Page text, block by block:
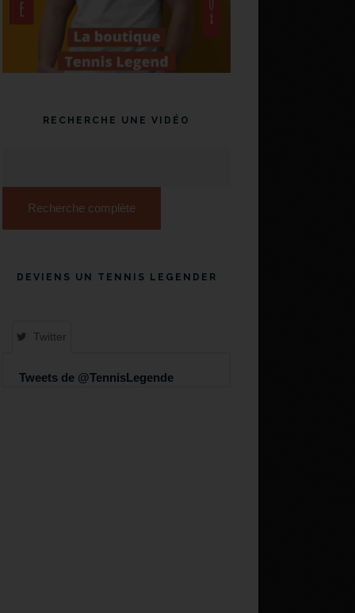
RECHERCHE UNE VIDÉO
Recherche complète
DEVIENS UN TENNIS LEGENDER
Twitter
Tweets de @TennisLegende